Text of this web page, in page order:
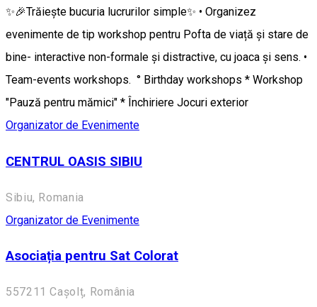
✨🎉Trăiește bucuria lucrurilor simple✨ • Organizez
evenimente de tip workshop pentru Pofta de viață și stare de
bine- interactive non-formale și distractive, cu joaca și sens. •
Team-events workshops. ° Birthday workshops * Workshop
"Pauză pentru mămici" * Închiriere Jocuri exterior
Organizator de Evenimente
CENTRUL OASIS SIBIU
Sibiu, Romania
Organizator de Evenimente
Asociația pentru Sat Colorat
557211 Cașolț, România